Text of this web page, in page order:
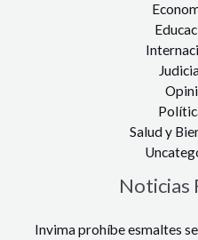
Salud y
Noticias
Invima prohíbe esmaltes